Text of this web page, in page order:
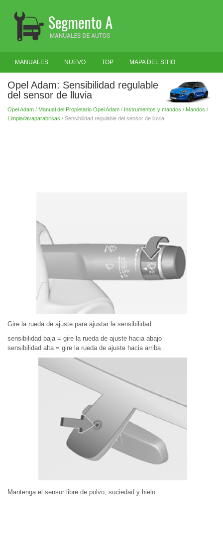
MANUALES NUEVO TOP MAPA DEL SITIO
BUSCAR
Opel Adam: Sensibilidad regulable
del sensor de lluvia
Opel Adam / Manual del Propietario Opel Adam / Instrumentos y mandos / Mandos /
Limpia/lavaparabrisas / Sensibilidad regulable del sensor de lluvia
Gire la rueda de ajuste para ajustar la sensibilidad:
sensibilidad baja = gire la rueda de ajuste hacia abajo
sensibilidad alta = gire la rueda de ajuste hacia arriba
Mantenga el sensor libre de polvo, suciedad y hielo.